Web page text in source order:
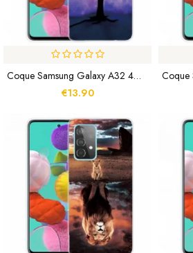
Coque Samsung Galaxy A32 4G Arbre Et Lune
€13.90